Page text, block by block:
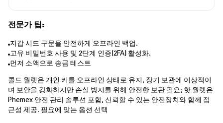
전문가 팁:
지갑 시드 구문을 안전하게 오프라인 백업.
고유 비밀번호 사용 및 2단계 인증(2FA) 활성화.
먼저 소액으로 송금 테스트
콜드 월렛은 개인 키를 오프라인 상태로 유지, 장기 보관에 이상적이
며 보안을 강화하지만 손실 방지를 위해 안전한 보관 필요; 핫 월렛은
Phemex 안전 관리 솔루션 포함, 신뢰할 수 있는 안전장치와 함께 접
근성 제공. 필요에 맞는 옵션 선택